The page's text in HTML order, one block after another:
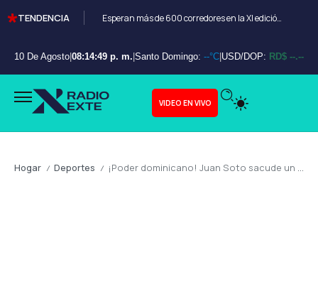
TENDENCIA Esperan más de 600 corredores en la XI edición del Bayahibe 10K
10 De Agosto 08:14:50 p. m. Santo Domingo: --°C USD/DOP: RD$ --.--
VIDEO EN VIVO
Hogar / Deportes / ¡Poder dominicano! Juan Soto sacude un descomunal Grand Slam y sella la barrida de los Mets